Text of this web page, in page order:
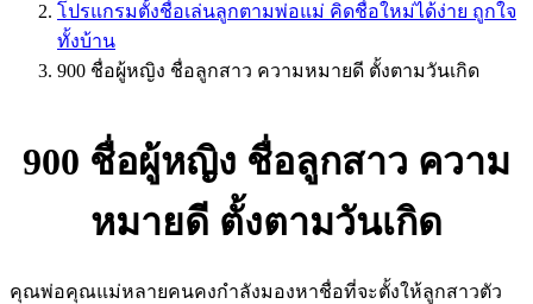
โปรแกรมตั้งชื่อเล่นลูกตามพ่อแม่ คิดชื่อใหม่ได้ง่าย ถูกใจ
ทั้งบ้าน
900 ชื่อผู้หญิง ชื่อลูกสาว ความหมายดี ตั้งตามวันเกิด
900 ชื่อผู้หญิง ชื่อลูกสาว ความ
หมายดี ตั้งตามวันเกิด
คุณพ่อคุณแม่หลายคนคงกำลังมองหาชื่อที่จะตั้งให้ลูกสาวตัว